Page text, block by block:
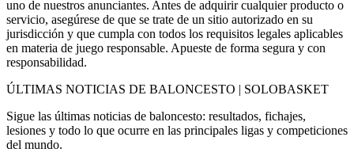
uno de nuestros anunciantes. Antes de adquirir cualquier producto o
servicio, asegúrese de que se trate de un sitio autorizado en su
jurisdicción y que cumpla con todos los requisitos legales aplicables
en materia de juego responsable. Apueste de forma segura y con
responsabilidad.
ÚLTIMAS NOTICIAS DE BALONCESTO | SOLOBASKET
Sigue las últimas noticias de baloncesto: resultados, fichajes,
lesiones y todo lo que ocurre en las principales ligas y competiciones
del mundo.